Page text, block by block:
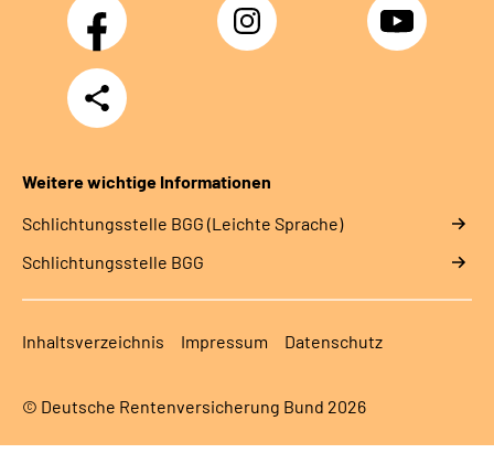
Facebook Instagram YouTube
Teilen
Weitere wichtige Informationen
Schlich­tungs­stel­le BGG (Leichte Sprache)
Schlich­tungs­stel­le BGG
Inhaltsverzeichnis Impressum Datenschutz
© Deutsche Rentenversicherung Bund 2026